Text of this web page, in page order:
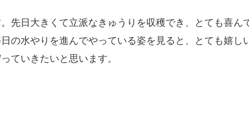
先日大きくて立派なきゅうりを収穫でき、とても喜ん
の水やりを進んでやっている姿を見ると、とても嬉し
ていきたいと思います。